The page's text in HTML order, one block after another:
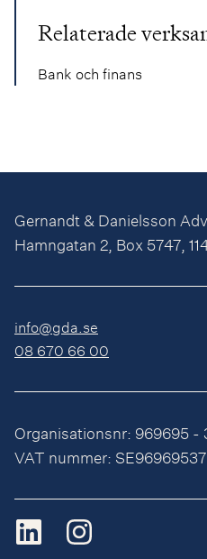
Relaterade
Bank och finans
Gernandt & Danielsson
Hamngatan 2, Box 5747,
info@gda.se
08 670 66 00
Organisationsnr: 969695 -
VAT nummer: